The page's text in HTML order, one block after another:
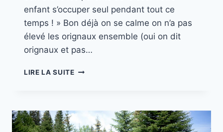
enfant s’occuper seul pendant tout ce
temps ! » Bon déjà on se calme on n’a pas
élevé les orignaux ensemble (oui on dit
orignaux et pas…
LIRE LA SUITEMISSION
13
MONT